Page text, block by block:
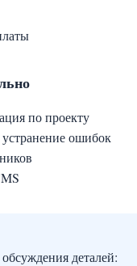
по проекту
ошибок
деталей: